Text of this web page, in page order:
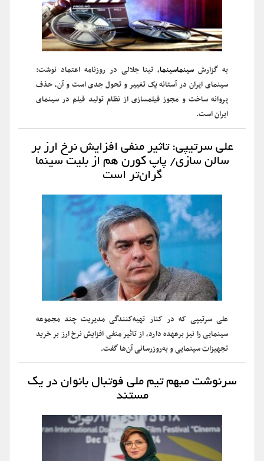
به گزارش سینماسینما، تینا جلالی در روزنامه اعتماد نوشت:
سینمای ایران در آستانه یک تغییر و تحول جدی است و آن، حذف
پروانه ساخت و مجوز فیلمسازی از نظام تولید فیلم در سینمای
ایران است.
علی سرتیپی: تاثیر منفی افزایش نرخ ارز بر
سالن سازی/ پاپ کورن هم از بلیت سینما
گران‌تر است
علی سرتیپی که در کنار تهیه‌کنندگی مدیریت چند مجموعه
سینمایی را نیز برعهده دارد، از تاثیر منفی افزایش نرخ ارز بر خرید
تجهیزات سینمایی و به‌روزرسانی آن‌ها گفت.
سرنوشت مبهم تیم ملی فوتبال بانوان در یک
مستند